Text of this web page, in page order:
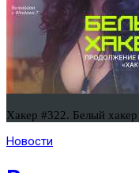
Хакер #322. Белый хакер
Новости